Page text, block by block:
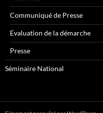
Communiqué de Presse
Evaluation de la démarche
Presse
Séminaire National